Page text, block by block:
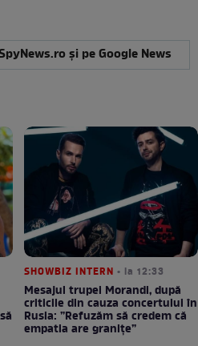
și pe Google News
SHOWBIZ INTERN • la 12:33
Mesajul trupei Morandi, după
criticile din cauza concertului în
Rusia: ”Refuzăm să credem că
empatia are granițe”